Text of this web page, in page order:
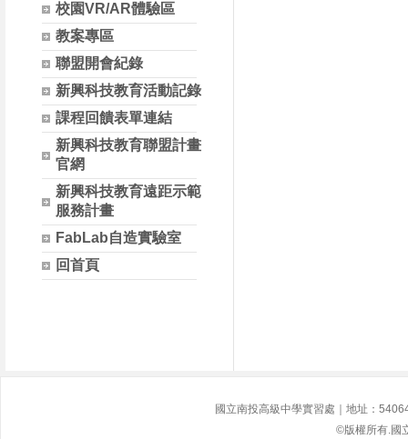
校園VR/AR體驗區
教案專區
聯盟開會紀錄
新興科技教育活動記錄
課程回饋表單連結
新興科技教育聯盟計畫
官網
新興科技教育遠距示範
服務計畫
FabLab自造實驗室
回首頁
國立南投高級中學實習處｜地址：
©版權所有.國